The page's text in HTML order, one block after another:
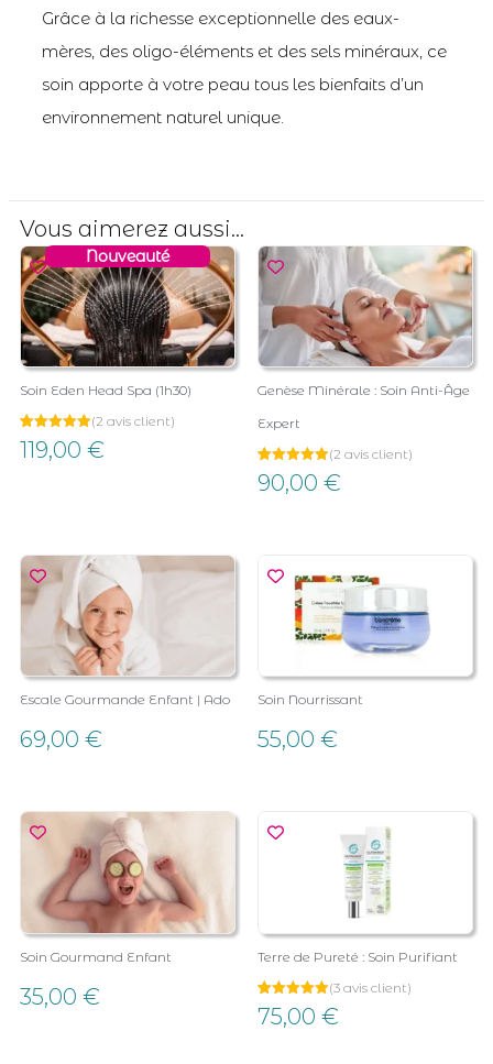
Grâce à la richesse exceptionnelle des eaux-
mères, des oligo-éléments et des sels minéraux, ce
soin apporte à votre peau tous les bienfaits d’un
environnement naturel unique.
Vous aimerez aussi...
Nouveauté
Soin Eden Head Spa (1h30)
Noté
5.00
2
(2 avis client)
119,00 €
Genèse Minérale : Soin Anti-Âge
Expert
Noté
5.00
2
(2 avis client)
90,00 €
Escale Gourmande Enfant | Ado
69,00 €
Soin Nourrissant
55,00 €
Soin Gourmand Enfant
35,00 €
Terre de Pureté : Soin Purifiant
Noté
5.00
3
(3avis client)
75,00 €